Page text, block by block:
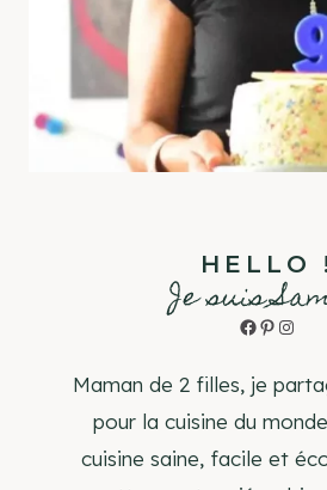
HELLO !
Je suis
Facebook
Pinterest
Maman de 2 filles, je
pour la cuisine du
cuisine saine, facile et